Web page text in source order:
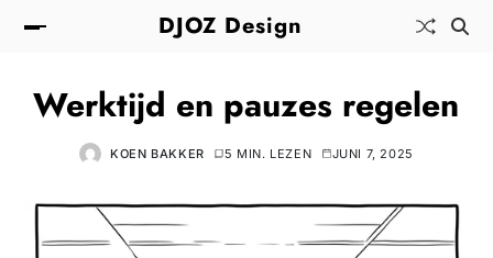
DJOZ Design
Werktijd en pauzes regelen
KOEN BAKKER 5 MIN. LEZEN JUNI 7, 2025